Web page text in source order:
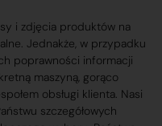
i zdjęcia produktów na
Jednakże, w przypadku
poprawności informacji
maszyną, gorąco
obsługi klienta. Nasi
szczegółowych